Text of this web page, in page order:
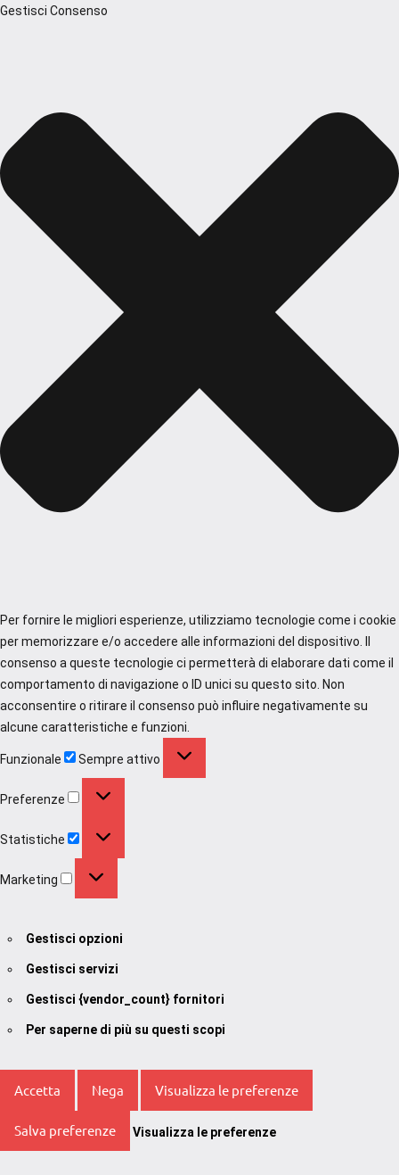
Gestisci Consenso
Per fornire le migliori esperienze, utilizziamo tecnologie come i cookie
per memorizzare e/o accedere alle informazioni del dispositivo. Il
consenso a queste tecnologie ci permetterà di elaborare dati come il
comportamento di navigazione o ID unici su questo sito. Non
acconsentire o ritirare il consenso può influire negativamente su
alcune caratteristiche e funzioni.
Funzionale Sempre attivo
Preferenze
Statistiche
Marketing
Gestisci opzioni
Gestisci servizi
Gestisci {vendor_count} fornitori
Per saperne di più su questi scopi
Accetta Nega Visualizza le preferenze
Salva preferenze Visualizza le preferenze